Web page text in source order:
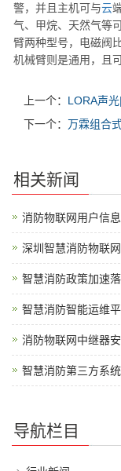
警，并且主机可与云
气、甲烷、天然气等
臂两种型号，电磁阀
机械臂则是通用，且
上一个： LORA声
下一个： 万霖组合
相关新闻
消防物联网用户信
深圳智慧消防物联
智慧消防政策加速
智慧消防智能运维
消防物联网中继器
智慧消防第三方系
导航栏目